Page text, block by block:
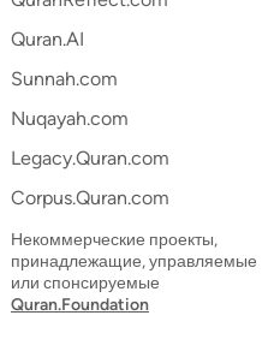
Quran.AI
Sunnah.com
Nuqayah.com
Legacy.Quran.com
Corpus.Quran.com
Некоммерческие проекты,
принадлежащие, управляемые
или спонсируемые
Quran.Foundation